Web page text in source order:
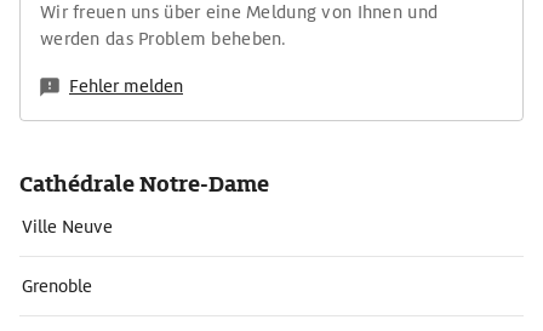
Wir freuen uns über eine Meldung von Ihnen und
werden das Problem beheben.
Fehler melden
Cathédrale Notre-Dame
Ville Neuve
Grenoble